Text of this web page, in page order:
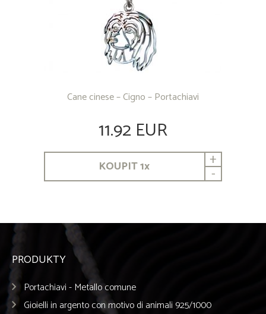
Cane cinese – Cigno – Portachiavi
11.92 EUR
KOUPIT1x +
-
PRODUKTY
Portachiavi - Metallo comune
Gioielli in argento con motivo di animali 925/1000